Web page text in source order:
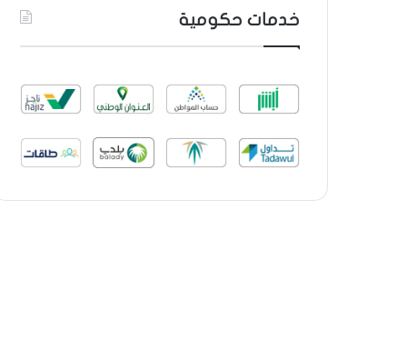
خدمات حكومية